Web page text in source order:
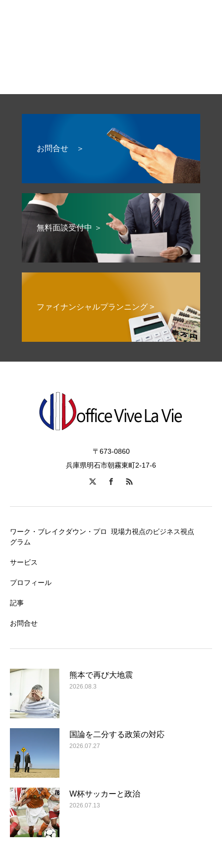
お問合せ ＞
無料面談受付中 ＞
ファイナンシャルプランニング >
〒673-0860
兵庫県明石市朝霧東町2-17-6
ワーク・ブレイクダウン・プロ
グラム
サービス
プロフィール
記事
お問合せ
現場力視点のビジネス視点
熊本で再び大地震
2026.08.3
国論を二分する政策の対応
2026.07.27
W杯サッカーと政治
2026.07.13